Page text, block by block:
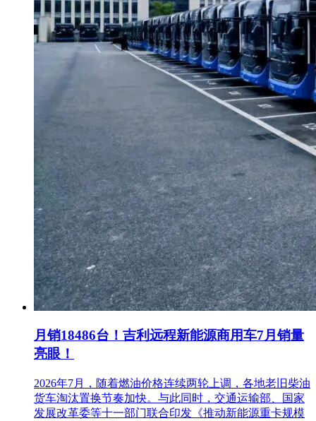
月销18486台！吉利远程新能源商用车7月销量
亮眼！
2026年7月，随着燃油价格连续两轮上调，各地老旧柴油
货车淘汰置换节奏加快。与此同时，交通运输部、国家
发展改革委等十一部门联合印发《推动新能源重卡规模